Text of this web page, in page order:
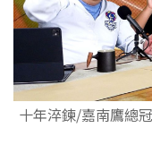
十年淬鍊/嘉南鷹總